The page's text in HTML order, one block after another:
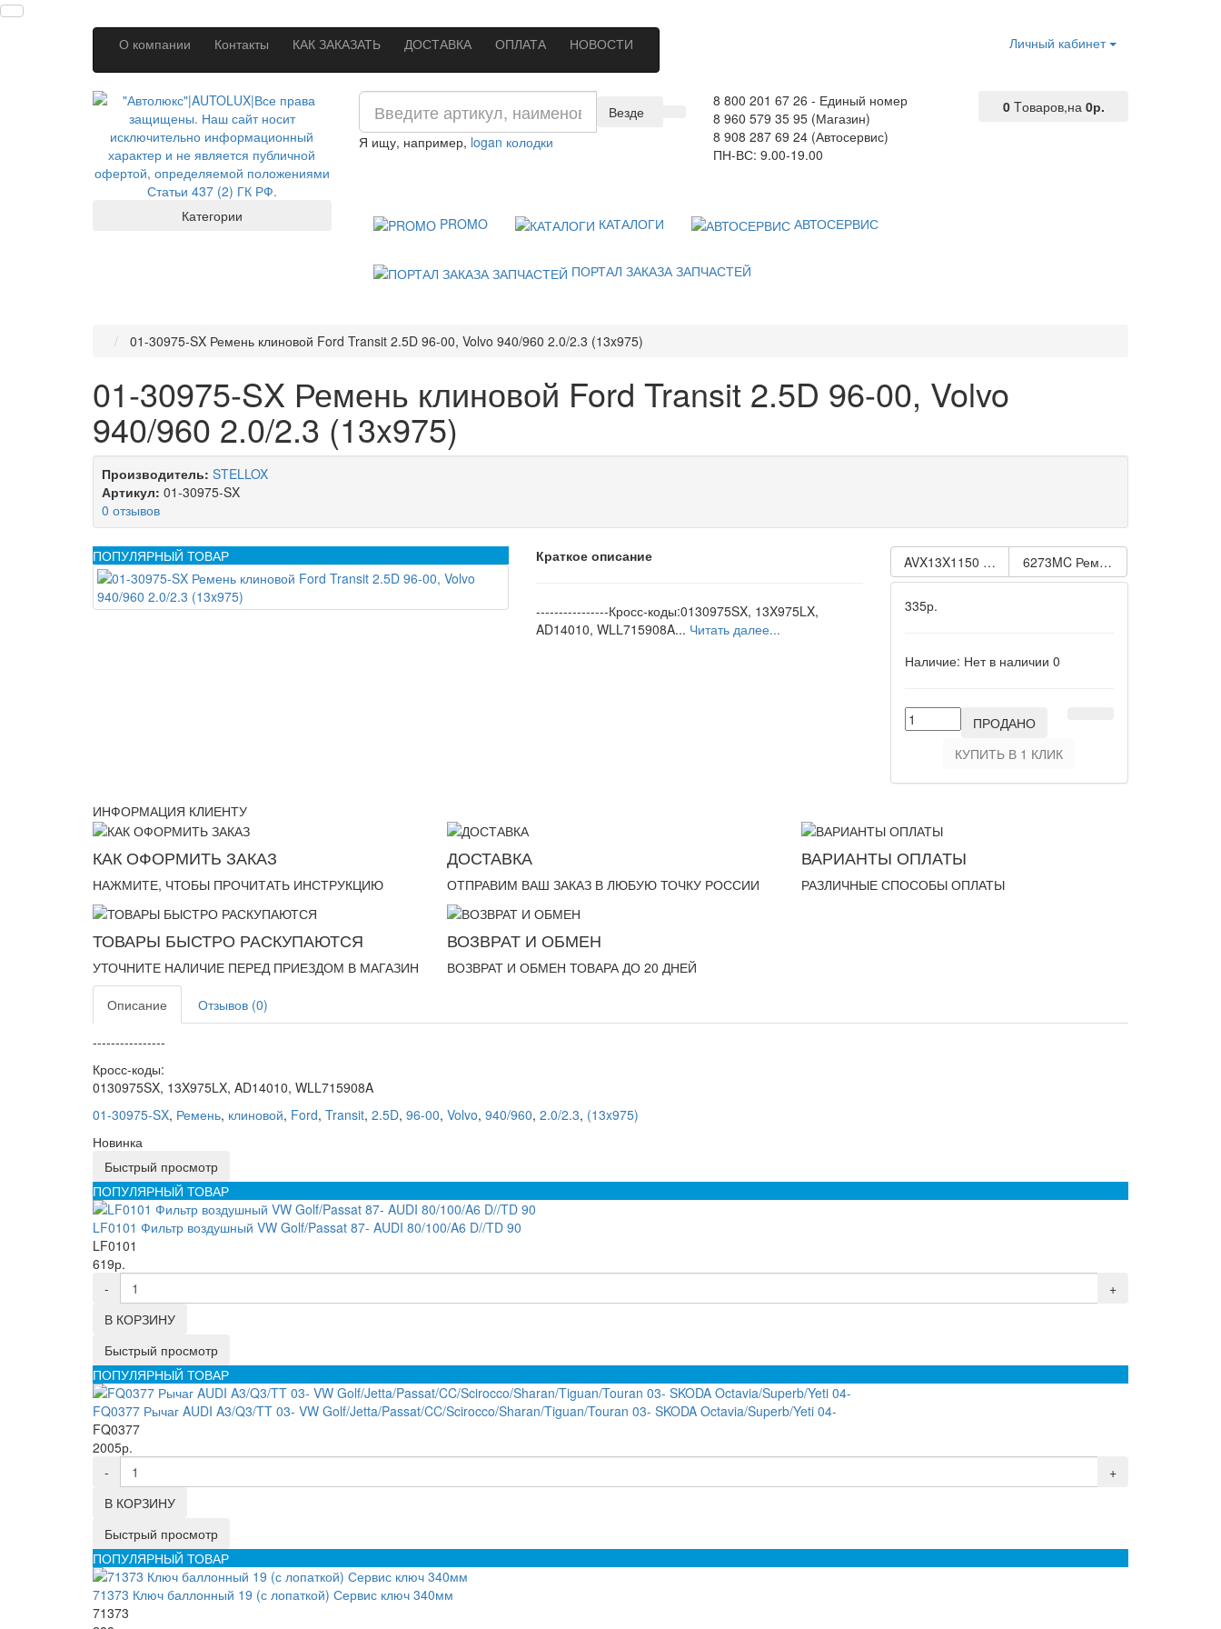
О компании Контакты КАК ЗАКАЗАТЬ ДОСТАВКА ОПЛАТА НОВОСТИ Личный кабинет
8 800 201 67 26 - Единый номер
8 960 579 35 95 (Магазин)
8 908 287 69 24 (Автосервис)
ПН-ВС: 9.00-19.00
0 Tоваров,на 0р.
Везде
Я ищу, например, logan колодки
PROMO КАТАЛОГИ АВТОСЕРВИС
ПОРТАЛ ЗАКАЗА ЗАПЧАСТЕЙ
Категории
01-30975-SX Ремень клиновой Ford Transit 2.5D 96-00, Volvo 940/960 2.0/2.3 (13x975)
01-30975-SX Ремень клиновой Ford Transit 2.5D 96-00, Volvo
940/960 2.0/2.3 (13x975)
Производитель: STELLOX
Артикул: 01-30975-SX
0 отзывов
ПОПУЛЯРНЫЙ ТОВАР Краткое описание
----------------Кросс-коды:0130975SX, 13X975LX,
AD14010, WLL715908A... Читать далее...
AVX13X1150 Ремень клиновой FORD Scorpio 2.5D-
6273MC Ремень клиновой Alfa
335р.
Наличие: Нет в наличии 0
ПРОДАНО
КУПИТЬ В 1 КЛИК
ИНФОРМАЦИЯ КЛИЕНТУ
КАК ОФОРМИТЬ ЗАКАЗ
НАЖМИТЕ, ЧТОБЫ ПРОЧИТАТЬ ИНСТРУКЦИЮ
ДОСТАВКА
ОТПРАВИМ ВАШ ЗАКАЗ В ЛЮБУЮ ТОЧКУ РОССИИ
ВАРИАНТЫ ОПЛАТЫ
РАЗЛИЧНЫЕ СПОСОБЫ ОПЛАТЫ
ТОВАРЫ БЫСТРО РАСКУПАЮТСЯ
УТОЧНИТЕ НАЛИЧИЕ ПЕРЕД ПРИЕЗДОМ В МАГАЗИН
ВОЗВРАТ И ОБМЕН
ВОЗВРАТ И ОБМЕН ТОВАРА ДО 20 ДНЕЙ
Описание Отзывов (0)
----------------
Кросс-коды:
0130975SX, 13X975LX, AD14010, WLL715908A
01-30975-SX, Ремень, клиновой, Ford, Transit, 2.5D, 96-00, Volvo, 940/960, 2.0/2.3, (13x975)
Новинка
Быстрый просмотр
ПОПУЛЯРНЫЙ ТОВАР
LF0101 Фильтр воздушный VW Golf/Passat 87- AUDI 80/100/A6 D//TD 90
LF0101
619р.
-
+
В КОРЗИНУ
Быстрый просмотр
ПОПУЛЯРНЫЙ ТОВАР
FQ0377 Рычаг AUDI A3/Q3/TT 03- VW Golf/Jetta/Passat/CC/Scirocco/Sharan/Tiguan/Touran 03- SKODA Octavia/Superb/Yeti 04-
FQ0377
2005р.
-
+
В КОРЗИНУ
Быстрый просмотр
ПОПУЛЯРНЫЙ ТОВАР
71373 Ключ баллонный 19 (с лопаткой) Сервис ключ 340мм
71373